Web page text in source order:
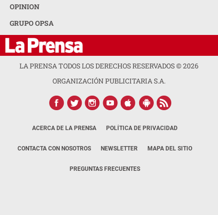
OPINION
GRUPO OPSA
LA PRENSA TODOS LOS DERECHOS RESERVADOS ©2026
ORGANIZACIÓN PUBLICITARIA S.A.
ACERCA DE LA PRENSA POLÍTICA DE PRIVACIDAD
CONTACTA CON NOSOTROS NEWSLETTER MAPA DEL SITIO
PREGUNTAS FRECUENTES